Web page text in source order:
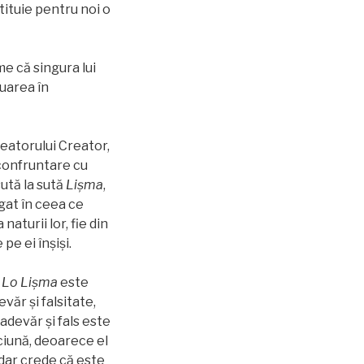
pentru noi o
că singura lui
în
Creator,
cu
la sută Lişma,
în ceea ce
naturii lor, fie din
pe ei înşişi.
Lo Lişma este
și falsitate,
și fals este
deoarece el
crede că este